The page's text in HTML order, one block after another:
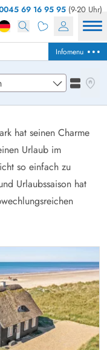
69 16 95 95 (9-20 Uhr)
Infomenu
hat seinen Charme
Urlaub im
so einfach zu
Urlaubssaison hat